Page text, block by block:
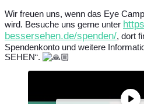
Wir freuen uns, wenn das Eye
wird. Besuche uns gerne unter
bessersehen.de/spenden/, dort
Spendenkonto und weitere
SEHEN“.